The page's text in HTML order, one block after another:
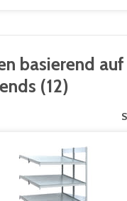
basierend
(12)